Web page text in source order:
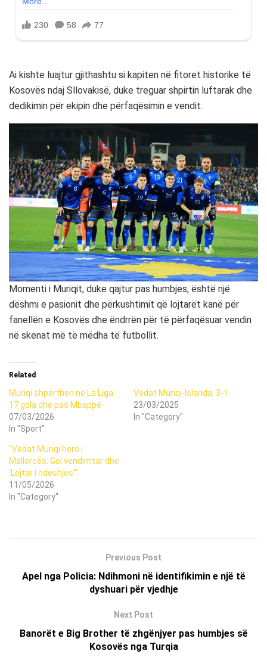
Ai kishte luajtur gjithashtu si kapiten në fitoret historike të
Kosovës ndaj Sllovakisë, duke treguar shpirtin luftarak dhe
dedikimin për ekipin dhe përfaqësimin e vendit.
Momenti i Muriqit, duke qajtur pas humbjes, është një
dëshmi e pasionit dhe përkushtimit që lojtarët kanë për
fanellën e Kosovës dhe ëndrrën për të përfaqësuar vendin
në skenat më të mëdha të futbollit.
Related
Muriqi shpërthen në La Liga:
17 gola dhe pas Mbappé
07/03/2026
In "Sport"
Vedat Muriqi-Islanda, 3-1.
23/03/2025
In "Category"
“Vedat Muriqi hero i
Mallorcës: Gol vendimtar dhe
‘Lojtar i ndeshjes’”.
11/05/2026
In "Category"
Previous Post
Apel nga Policia: Ndihmoni në identifikimin e një të
dyshuari për vjedhje
Next Post
Banorët e Big Brother të zhgënjyer pas humbjes së
Kosovës nga Turqia